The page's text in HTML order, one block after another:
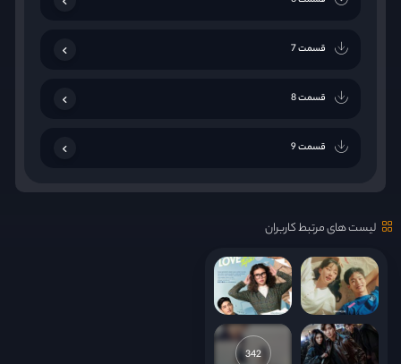
قسمت 7
قسمت 8
قسمت 9
قسمت 10
قسمت 12
قسمت 13
لیست های مرتبط کاربران
342